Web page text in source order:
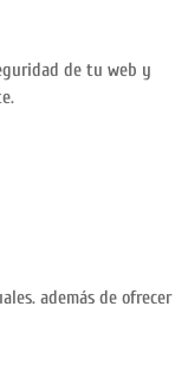
de tu web y
además de ofrecer